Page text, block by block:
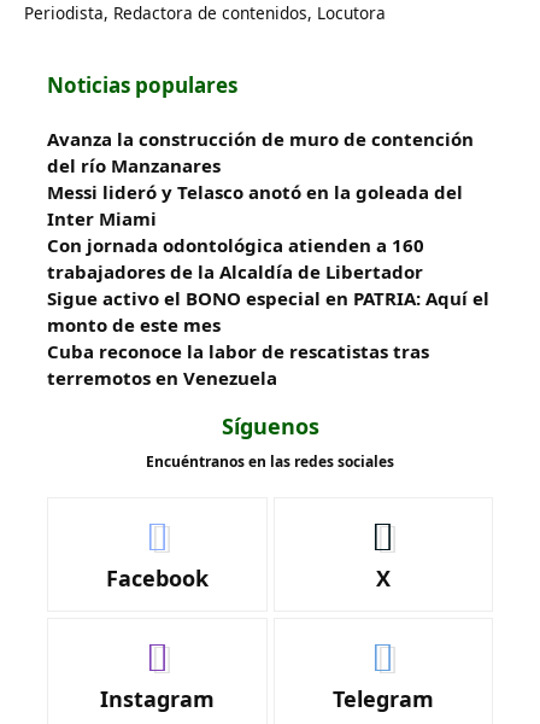
Periodista, Redactora de contenidos, Locutora
Noticias populares
Avanza la construcción de muro de contención
del río Manzanares
Messi lideró y Telasco anotó en la goleada del
Inter Miami
Con jornada odontológica atienden a 160
trabajadores de la Alcaldía de Libertador
Sigue activo el BONO especial en PATRIA: Aquí el
monto de este mes
Cuba reconoce la labor de rescatistas tras
terremotos en Venezuela
Síguenos
Encuéntranos en las redes sociales
Facebook X
Instagram Telegram